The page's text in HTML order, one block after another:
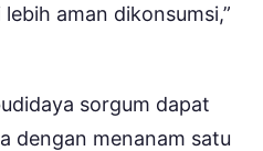
aman dikonsumsi,”
sorgum dapat
dengan menanam satu